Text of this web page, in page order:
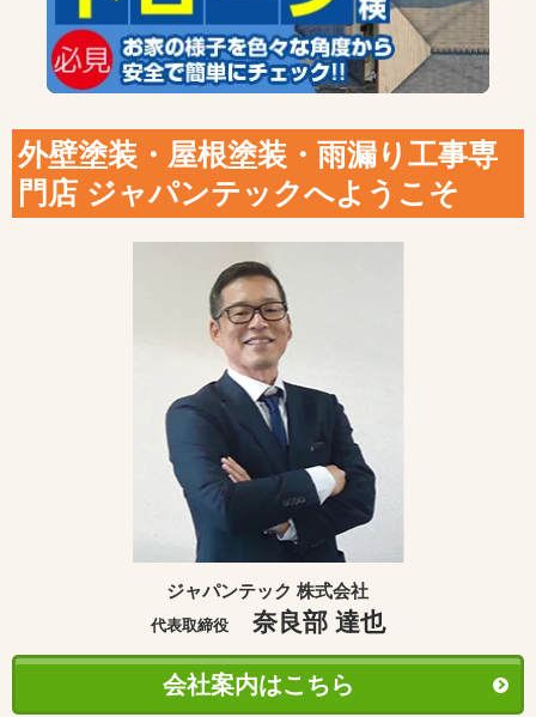
外壁塗装・屋根塗装・雨漏り工事専
門店 ジャパンテックへようこそ
ジャパンテック 株式会社
代表取締役 奈良部 達也
会社案内はこちら